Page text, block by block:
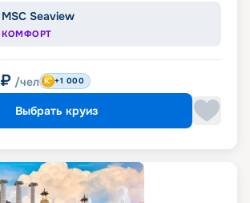
MSC Seaview
КОМФОРТ
₽ /чел +1 000
Выбрать круиз